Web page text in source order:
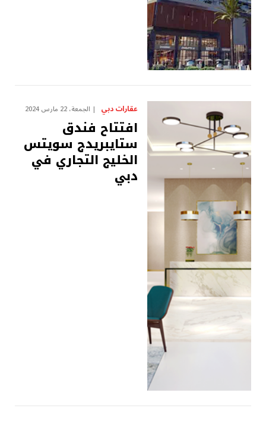
عقارات دبي الجمعة، 22 مارس 2024
افتتاح فندق
ستايبريدج سويتس
الخليج التجاري في
دبي